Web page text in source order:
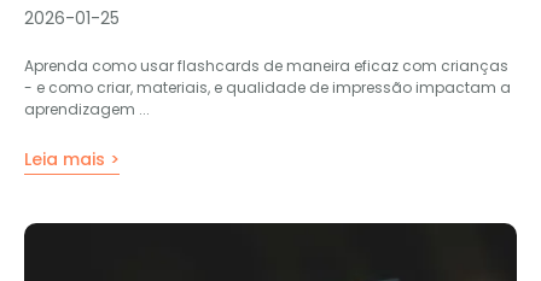
2026-01-25
Aprenda como usar flashcards de maneira eficaz com crianças
- e como criar, materiais, e qualidade de impressão impactam a
aprendizagem ...
Leia mais >